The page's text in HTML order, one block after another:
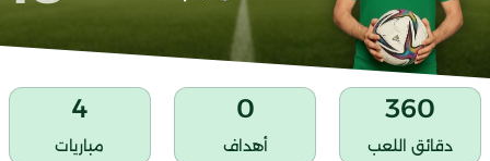
360
دقائق اللعب
0
أهداف
4
مباريات